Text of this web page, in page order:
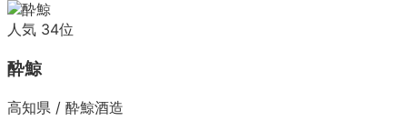
人気 34位
酔鯨
高知県 / 酔鯨酒造